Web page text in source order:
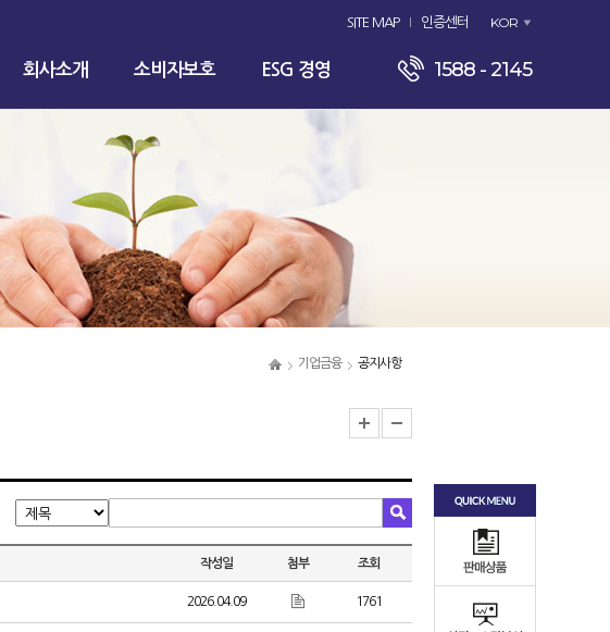
SITE MAP 인증센터 KOR
회사소개 소비자보호 ESG 경영 1588 - 2145
기업금융 공지사항
작성일 첨부 조회
2026.04.09 1761